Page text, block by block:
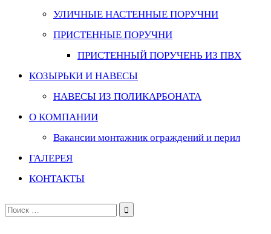
УЛИЧНЫЕ НАСТЕННЫЕ ПОРУЧНИ
ПРИСТЕННЫЕ ПОРУЧНИ
ПРИСТЕННЫЙ ПОРУЧЕНЬ ИЗ ПВХ
КОЗЫРЬКИ И НАВЕСЫ
НАВЕСЫ ИЗ ПОЛИКАРБОНАТА
О КОМПАНИИ
Вакансии монтажник ограждений и перил
ГАЛЕРЕЯ
КОНТАКТЫ
Поиск